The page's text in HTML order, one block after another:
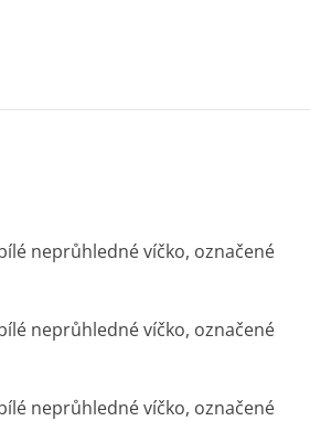
neprůhledné víčko, označené
neprůhledné víčko, označené
neprůhledné víčko, označené